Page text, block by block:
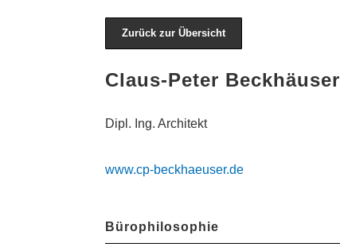
Zurück zur Übersicht
Claus-Peter Beckhäuser
Dipl. Ing. Architekt
www.cp-beckhaeuser.de
Bürophilosophie